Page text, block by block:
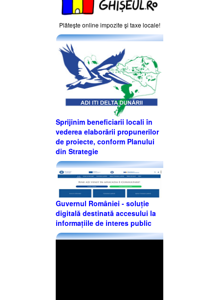
Plăteşte online impozite şi taxe locale!
Sprijinim beneficiarii locali în
vederea elaborării propunerilor
de proiecte, conform Planului
din Strategie
Guvernul României - soluție
digitală destinată accesului la
informațiile de interes public